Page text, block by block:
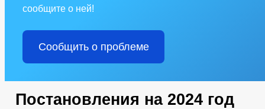
сообщите о ней!
Сообщить о проблеме
Постановления на 2024 год